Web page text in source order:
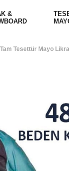
&
Tam Tesettür Mayo